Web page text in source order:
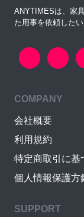
ANYTIMESは、家
た用事を依頼した
COMPANY
会社概要
利用規約
特定商取引に基
個人情報保護方
SUPPORT